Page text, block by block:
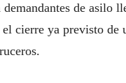
demandantes de asilo
el cierre ya previsto de